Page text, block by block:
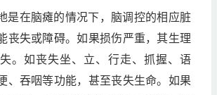
是在脑瘫的情况下，脑调控的相应脏
丧失或障碍。如果损伤严重，其生理
。如丧失坐、立、行走、抓握、语
、吞咽等功能，甚至丧失生命。如果